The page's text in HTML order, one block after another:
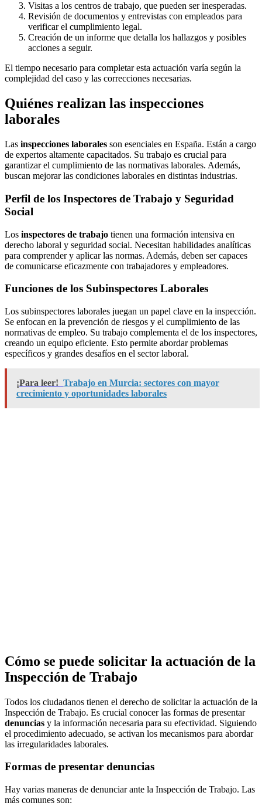
Visitas a los centros de trabajo, que pueden ser inesperadas.
Revisión de documentos y entrevistas con empleados para
verificar el cumplimiento legal.
Creación de un informe que detalla los hallazgos y posibles
acciones a seguir.
El tiempo necesario para completar esta actuación varía según la
complejidad del caso y las correcciones necesarias.
Quiénes realizan las inspecciones
laborales
Las inspecciones laborales son esenciales en España. Están a cargo
de expertos altamente capacitados. Su trabajo es crucial para
garantizar el cumplimiento de las normativas laborales. Además,
buscan mejorar las condiciones laborales en distintas industrias.
Perfil de los Inspectores de Trabajo y Seguridad
Social
Los inspectores de trabajo tienen una formación intensiva en
derecho laboral y seguridad social. Necesitan habilidades analíticas
para comprender y aplicar las normas. Además, deben ser capaces
de comunicarse eficazmente con trabajadores y empleadores.
Funciones de los Subinspectores Laborales
Los subinspectores laborales juegan un papel clave en la inspección.
Se enfocan en la prevención de riesgos y el cumplimiento de las
normativas de empleo. Su trabajo complementa el de los inspectores,
creando un equipo eficiente. Esto permite abordar problemas
específicos y grandes desafíos en el sector laboral.
¡Para leer! Trabajo en Murcia: sectores con mayor
crecimiento y oportunidades laborales
Cómo se puede solicitar la actuación de la
Inspección de Trabajo
Todos los ciudadanos tienen el derecho de solicitar la actuación de la
Inspección de Trabajo. Es crucial conocer las formas de presentar
denuncias y la información necesaria para su efectividad. Siguiendo
el procedimiento adecuado, se activan los mecanismos para abordar
las irregularidades laborales.
Formas de presentar denuncias
Hay varias maneras de denunciar ante la Inspección de Trabajo. Las
más comunes son: